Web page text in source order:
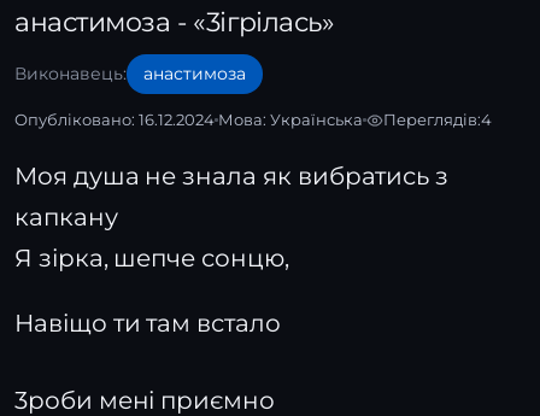
анастимоза - «3ігрілась»
Виконавець: анастимоза
Опубліковано: 16.12.2024 Мова: Українська Переглядів:4
Моя душа не знала як вибратись з
капкану
Я зірка, шепче сонцю,
Навіщо ти там встало
3роби мені приємно